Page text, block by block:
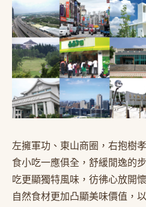
左擁軍功、東山商圈，右抱樹
食小吃一應俱全，舒緩閒逸的
吃更顯獨特風味，彷彿心放開
自然食材更加凸顯美味價值，